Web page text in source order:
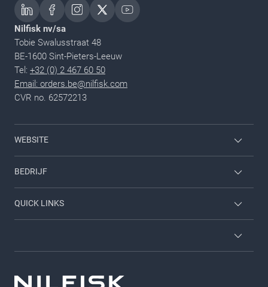
Nilfisk nv/sa
Tobie Swalusstraat 48
BE-1600 Sint-Pieters-Leeuw
Tel: +32 (0) 2 467 60 50
Email: orders.be@nilfisk.com
CVR no. 62572213
WEBSITE
Inloggen werknemer
Carrieres
BEDRIJF
Over ons
QUICK LINKS
Brochures
GDPR